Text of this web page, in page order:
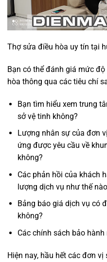
Thợ sửa điều hòa uy tín tại
Bạn có thể đánh giá mức
hòa thông qua các tiêu chí
Bạn tìm hiểu xem trung
sở vệ tinh không?
Lượng nhân sự của đơn
ứng được yêu cầu về
không?
Các phản hồi của khách
lượng dịch vụ như thế
Bảng báo giá dịch vụ có
không?
Các chính sách bảo hành
Hiện nay, hầu hết các đơn